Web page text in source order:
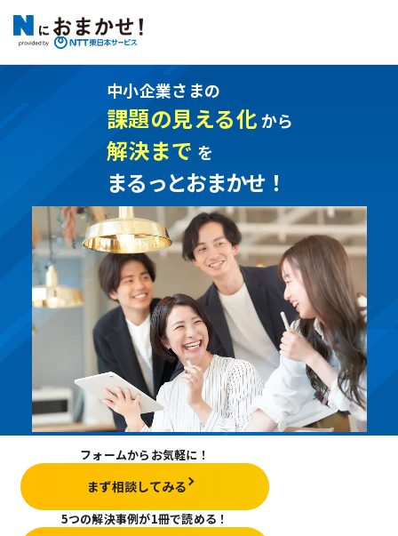
中小企業さまの
課題の見える化 から
解決まで を
まるっとおまかせ！
フォームからお気軽に！
まず相談してみる
5つの解決事例が1冊で読める！